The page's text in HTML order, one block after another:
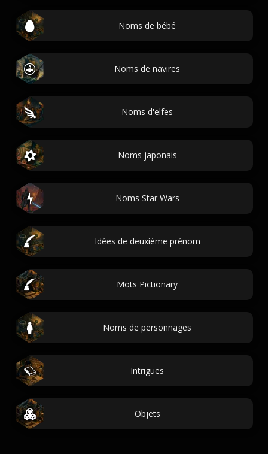
Noms de bébé
Noms de navires
Noms d'elfes
Noms japonais
Noms Star Wars
Idées de deuxième prénom
Mots Pictionary
Noms de personnages
Intrigues
Objets